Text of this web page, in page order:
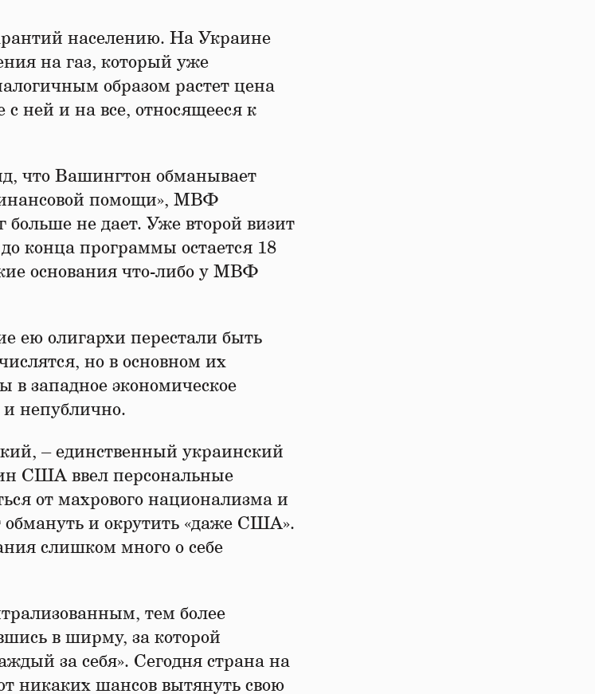
населению. На Украине
на газ, который уже
образом растет цена
с ней и на все, относящееся к
что Вашингтон обманывает
помощи», МВФ
не дает. Уже второй визит
конца программы остается 18
основания что-либо у МВФ
ею олигархи перестали быть
но в основном их
в западное экономическое
и непублично.
– единственный украинский
США ввел персональные
от махрового национализма и
обмануть и окрутить «даже США».
слишком много о себе
тем более
в ширму, за которой
за себя». Сегодня страна на
никаких шансов вытянуть свою